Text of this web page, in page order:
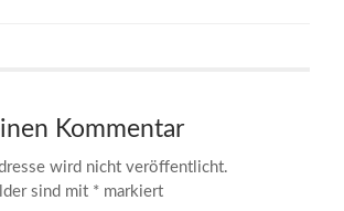
Kommentar
wird nicht veröffentlicht.
sind mit * markiert